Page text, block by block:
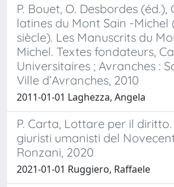
P. Bouet, O. Desbordes (éd.),
latines du Mont Sain -Michel
siècle). Les Manuscrits du
Michel. Textes fondateurs,
Universitaires ; Avranches :
Ville d’Avranches, 2010
2011-01-01 Laghezza, Angela
P. Carta, Lottare per il
giuristi umanisti del
Ronzani, 2020
2021-01-01 Ruggiero, Raffaele